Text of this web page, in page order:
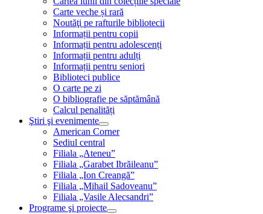
Carte veche și rară
Noutăţi pe rafturile bibliotecii
Informații pentru copii
Informații pentru adolescenți
Informații pentru adulți
Informații pentru seniori
Biblioteci publice
O carte pe zi
O bibliografie pe săptămână
Calcul penalități
Ştiri şi evenimente
American Corner
Sediul central
Filiala „Ateneu”
Filiala „Garabet Ibrăileanu”
Filiala „Ion Creangă”
Filiala „Mihail Sadoveanu”
Filiala „Vasile Alecsandri”
Programe şi proiecte